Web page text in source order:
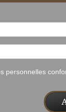
personnelles